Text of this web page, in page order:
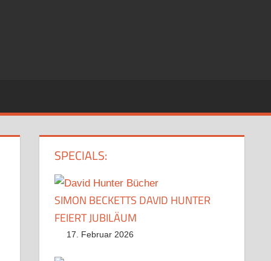
SPECIALS:
SIMON BECKETTS DAVID HUNTER
FEIERT JUBILÄUM
17. Februar 2026